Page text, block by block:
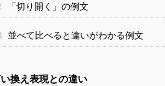
「切り開く」の例文
並べて比べると違いがわかる例文
換え表現との違い